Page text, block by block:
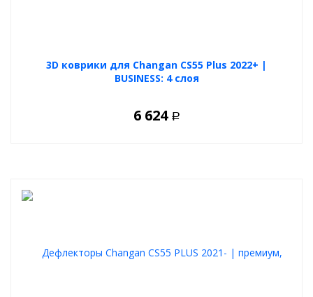
3D коврики для Changan CS55 Plus 2022+ |
BUSINESS: 4 слоя
6 624 Р